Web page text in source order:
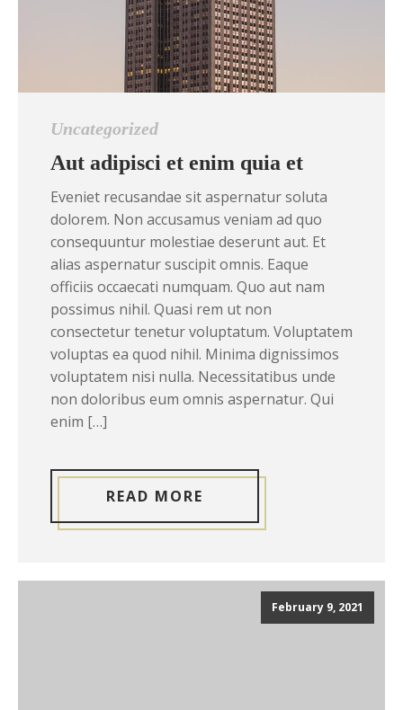
Uncategorized
Aut adipisci et enim quia et
Eveniet recusandae sit aspernatur soluta
dolorem. Non accusamus veniam ad quo
consequuntur molestiae deserunt aut. Et
alias aspernatur suscipit omnis. Eaque
officiis occaecati numquam. Quo aut nam
possimus nihil. Quasi rem ut non
consectetur tenetur voluptatum. Voluptatem
voluptas ea quod nihil. Minima dignissimos
voluptatem nisi nulla. Necessitatibus unde
non doloribus eum omnis aspernatur. Qui
enim […]
READ MORE
February 9, 2021